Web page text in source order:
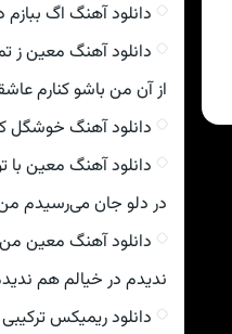
دانلود آهنگ اگ
دانلود آهنگ معین ز
از آن من باشو کنارم
دانلود آهنگ خوشگل
دانلود آهنگ معین با
در دلو جان می‌رسیدم
دانلود آهنگ معین من
ندیدم در خیالم هم
دانلود ریمیکس